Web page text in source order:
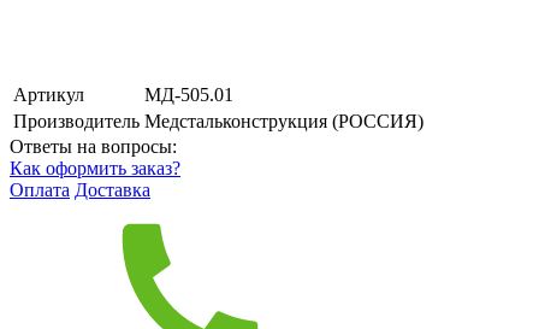
Артикул
МД-505.01
Производитель Медстальконструкция (РОССИЯ)
Ответы на вопросы:
Как оформить заказ?
Оплата Доставка